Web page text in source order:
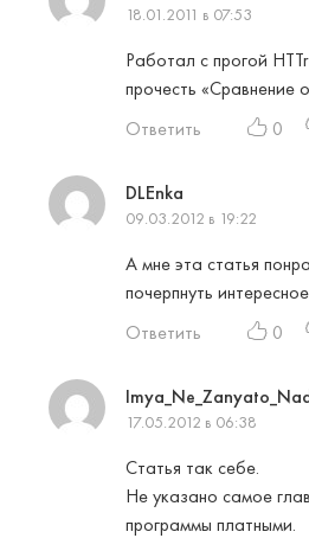
18.01.2011 в 07:53
Работал с прогой
прочесть
Ответить
0
DLEnka
09.03.2012 в 19:22
А мне эта статья
почерпнуть
Ответить
0
17.05.2012 в 06:38
Статья так себе.
Не указано самое
программы платными.